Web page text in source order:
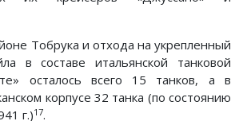
Тобрука и отхода на укрепленный
в составе итальянской танковой
осталось всего 15 танков, а в
корпусе 32 танка (по состоянию
г.)17.